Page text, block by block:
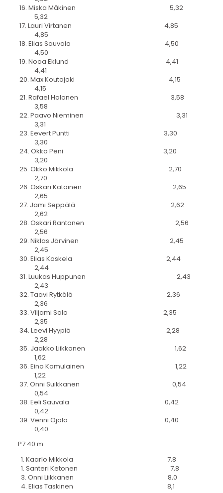
16. Miska Mäkinen 5,32
5,32
17. Lauri Virtanen 4,85
4,85
18. Elias Sauvala 4,50
4,50
19. Nooa Eklund 4,41
4,41
20. Max Koutajoki 4,15
4,15
21. Rafael Halonen 3,58
3,58
22. Paavo Nieminen 3,31
3,31
23. Eevert Puntti 3,30
3,30
24. Okko Peni 3,20
3,20
25. Okko Mikkola 2,70
2,70
26. Oskari Katainen 2,65
2,65
27. Jami Seppälä 2,62
2,62
28. Oskari Rantanen 2,56
2,56
29. Niklas Järvinen 2,45
2,45
30. Elias Koskela 2,44
2,44
31. Luukas Huppunen 2,43
2,43
32. Taavi Rytkölä 2,36
2,36
33. Viljami Salo 2,35
2,35
34. Leevi Hyypiä 2,28
2,28
35. Jaakko Liikkanen 1,62
1,62
36. Eino Komulainen 1,22
1,22
37. Onni Suikkanen 0,54
0,54
38. Eeli Sauvala 0,42
0,42
39. Venni Ojala 0,40
0,40
P7 40 m
1. Kaarlo Mikkola 7,8
1. Santeri Ketonen 7,8
3. Onni Liikkanen 8,0
4. Elias Taskinen 8,1